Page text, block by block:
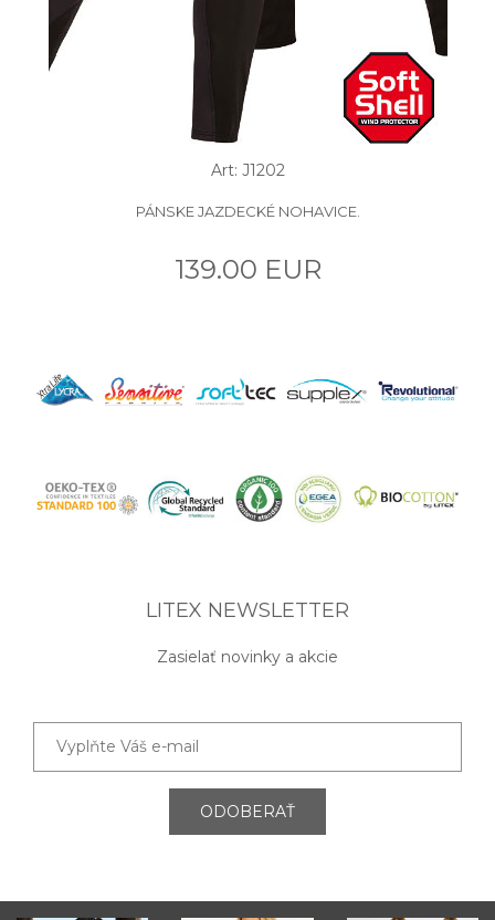
Art: J1202
PÁNSKE JAZDECKÉ NOHAVICE.
139.00 EUR
LITEX NEWSLETTER
Zasielať novinky a akcie
ODOBERAŤ